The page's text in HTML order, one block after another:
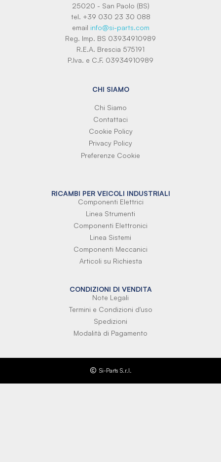
25020 - San Paolo (BS)
tel. +39 030 23 30 088
email info@si-parts.com
Reg. Imp. BS 03934910989
R.E.A. Brescia 575191
P.Iva. e C.F. 03934910989
CHI SIAMO
Chi Siamo
Contattaci
Cookie Policy
Privacy Policy
Preferenze Cookie
RICAMBI PER VEICOLI INDUSTRIALI
Componenti Elettrici
Linea Strumenti
Componenti Elettronici
Linea Sistemi
Componenti Meccanici
Articoli su Richiesta
CONDIZIONI DI VENDITA
Note Legali
Termini e Condizioni d'uso
Spedizioni
Modalità di Pagamento
Si-Parts S.r.l.